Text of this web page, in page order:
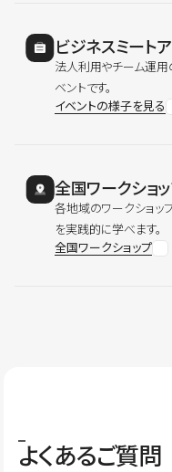
ビジネスミート
法人利用やチーム運用
ベントです。
イベントの様子を見る
全国ワークショ
各地域のワークショッ
を実践的に学べます。
全国ワークショップ
よくあるご質問